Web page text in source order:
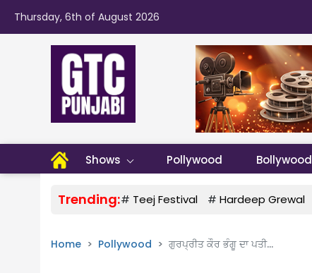
Thursday, 6th of August 2026
Shows Pollywood Bollywood
Trending:# Teej Festival # Hardeep Grewal
Home Pollywood ਗੁਰਪ੍ਰੀਤ ਕੌਰ ਭੰਗੂ ਦਾ ਪਤੀ...